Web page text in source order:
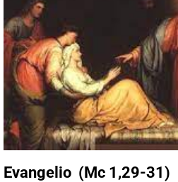
Evangelio (Mc 1,29-31)